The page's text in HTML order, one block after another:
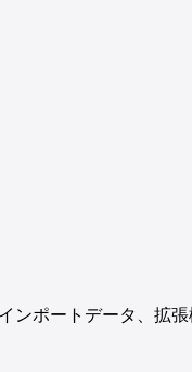
ンポートデータ、拡